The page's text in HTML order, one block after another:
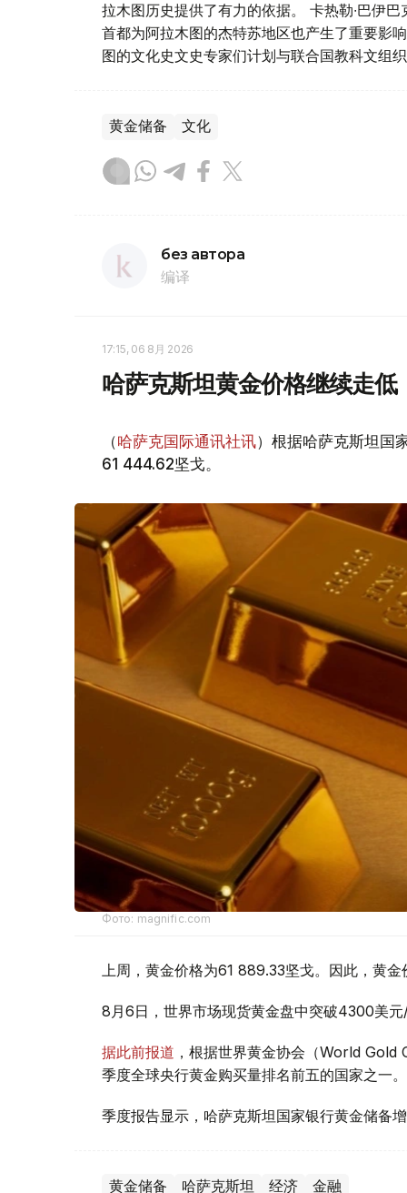
拉木图历史提供了有力的依据。 卡热勒∙巴伊
首都为阿拉木图的杰特苏地区也产生了重要影
图的文化史文史专家们计划与联合国教科文组织
黄金储备 文化
без автора
编译
17:15, 06 8月 2026
哈萨克斯坦黄金价格继续走低
（哈萨克国际通讯社讯）根据哈萨克斯坦国
61 444.62坚戈。
Фото: magnific.com
上周，黄金价格为61 889.33坚戈。因此，黄
8月6日，世界市场现货黄金盘中突破4300美元
据此前报道 ，根据世界黄金协会（World
季度全球央行黄金购买量排名前五的国家之一。
季度报告显示，哈萨克斯坦国家银行黄金储备增
黄金储备 哈萨克斯坦 经济 金融